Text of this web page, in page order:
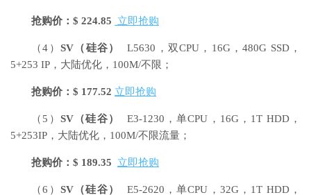
抢购价：$ 224.85 立即抢购
（4） SV（硅谷）
L5630，双CPU，16G，480G SSD，
5+253 IP，大陆优化，100M/不限；
抢购价：$ 177.52 立即抢购
（5） SV（硅谷）
E3-1230，单CPU，16G，1T HDD，
5+253IP，大陆优化，100M/不限流量；
抢购价：$ 189.35 立即抢购
（6） SV（硅谷）
E5-2620，单CPU，32G，1T HDD，